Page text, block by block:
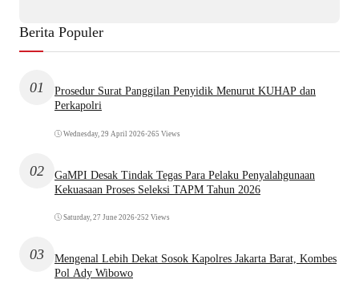
Berita Populer
01
Prosedur Surat Panggilan Penyidik Menurut KUHAP dan
Perkapolri
Wednesday, 29 April 2026•265 Views
02
GaMPI Desak Tindak Tegas Para Pelaku Penyalahgunaan
Kekuasaan Proses Seleksi TAPM Tahun 2026
Saturday, 27 June 2026•252 Views
03
Mengenal Lebih Dekat Sosok Kapolres Jakarta Barat, Kombes
Pol Ady Wibowo